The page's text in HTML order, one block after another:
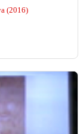
(2016)